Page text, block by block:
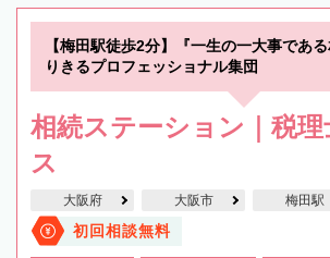
【梅田駅徒歩2分】『一生の一大事であ
りきるプロフェッショナル集団
相続ステーション｜税理
ス
大阪府 大阪市 梅田駅
初回相談無料